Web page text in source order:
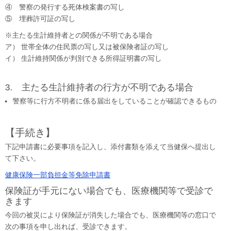
④ 警察の発行する死体検案書の写し
⑤ 埋葬許可証の写し
※主たる生計維持者との関係が不明である場合
ア） 世帯全体の住民票の写し又は被保険者証の写し
イ） 生計維持関係が判別できる所得証明書の写し
3. 主たる生計維持者の行方が不明である場合
警察等に行方不明者に係る届出をしていることが確認できるもの
【手続き】
下記申請書に必要事項を記入し、添付書類を添えて当健保へ提出し
て下さい。
健康保険一部負担金等免除申請書
保険証が手元にない場合でも、医療機関等で受診で
きます
今回の被災により保険証が消失した場合でも、医療機関等の窓口で
次の事項を申し出れば、受診できます。